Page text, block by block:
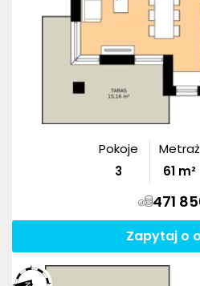
Pokoje
3
Metraż
61 m²
471
Zapytaj o